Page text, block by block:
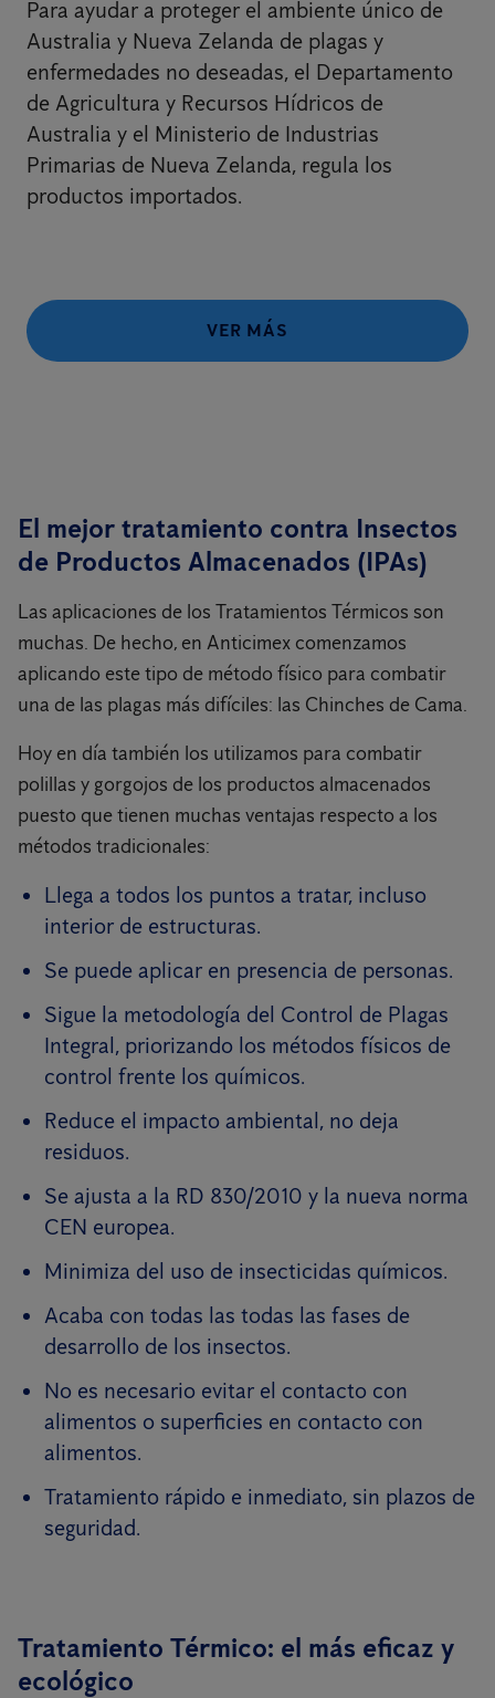
Para ayudar a proteger el ambiente único de
Australia y Nueva Zelanda de plagas y
enfermedades no deseadas, el Departamento
de Agricultura y Recursos Hídricos de
Australia y el Ministerio de Industrias
Primarias de Nueva Zelanda, regula los
productos importados.
VER MÁS
El mejor tratamiento contra Insectos
de Productos Almacenados (IPAs)
Las aplicaciones de los Tratamientos Térmicos son
muchas. De hecho, en Anticimex comenzamos
aplicando este tipo de método físico para combatir
una de las plagas más difíciles: las Chinches de Cama.
Hoy en día también los utilizamos para combatir
polillas y gorgojos de los productos almacenados
puesto que tienen muchas ventajas respecto a los
métodos tradicionales:
Llega a todos los puntos a tratar, incluso
interior de estructuras.
Se puede aplicar en presencia de personas.
Sigue la metodología del Control de Plagas
Integral, priorizando los métodos físicos de
control frente los químicos.
Reduce el impacto ambiental, no deja
residuos.
Se ajusta a la RD 830/2010 y la nueva norma
CEN europea.
Minimiza del uso de insecticidas químicos.
Acaba con todas las todas las fases de
desarrollo de los insectos.
No es necesario evitar el contacto con
alimentos o superficies en contacto con
alimentos.
Tratamiento rápido e inmediato, sin plazos de
seguridad.
Tratamiento Térmico: el más eficaz y
ecológico